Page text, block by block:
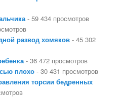
- 59 434 просмотров
развод хомяков - 45 302
- 36 472 просмотров
плохо - 30 431 просмотров
торсии бедренных